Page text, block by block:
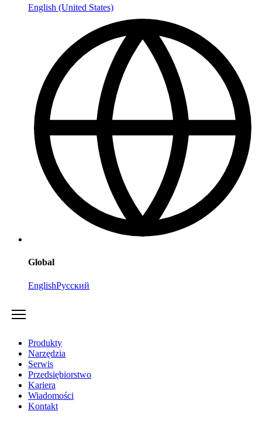
English (United States)
Global
EnglishРусский
Produkty
Narzędzia
Serwis
Przedsiębiorstwo
Kariera
Wiadomości
Kontakt